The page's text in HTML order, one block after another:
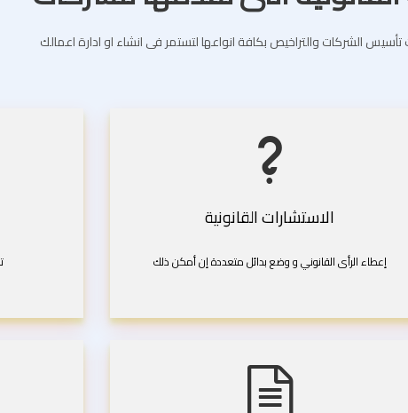
تأسيس الشركات والتراخيص بكافة انواعها لتستمر فى انشاء او ادارة اعمالك
الاستشارات القانونية
إعطاء الرأى القانوني و وضع بدائل متعددة إن أمكن ذلك